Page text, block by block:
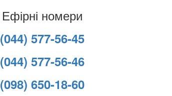
Ефірні номери
(044) 577-56-45
(044) 577-56-46
(098) 650-18-60